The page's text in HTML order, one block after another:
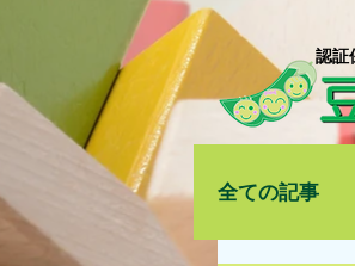
認
全ての記事